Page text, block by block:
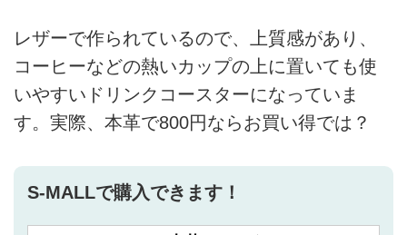
レザーで作られているので、上質感があり、
コーヒーなどの熱いカップの上に置いても使
いやすいドリンクコースターになっていま
す。実際、本革で800円ならお買い得では？
S-MALLで購入できます！